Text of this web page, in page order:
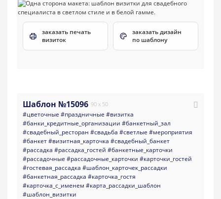
заказать печать
визиток
заказать дизайн
по шаблону
Шаблон №15096 90 x 50
#цветочные #праздничные #визитка
#банки_кредитные_организации #банкетный_зал
#свадебный_ресторан #свадьба #светлые #мероприятия
#банкет#визитная_карточка #свадебный_банкет
#рассадка #рассадка_гостей #банкетные_карточки
#рассадочные #рассадочные_карточки #карточки_гостей
#гостевая_рассадка #шаблон_карточек_рассадки
#банкетная_рассадка #карточка_гостя
#карточка_с_именем #карта_рассадки_шаблон
#шаблон_визитки